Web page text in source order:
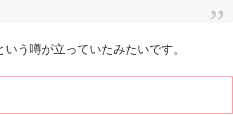
う噂が立っていたみたいです。